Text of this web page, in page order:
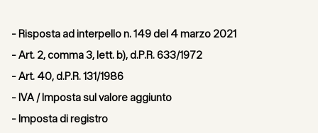
- Risposta ad interpello n. 149 del 4 marzo 2021
- Art. 2, comma 3, lett. b), d.P.R. 633/1972
- Art. 40, d.P.R. 131/1986
- IVA / Imposta sul valore aggiunto
- Imposta di registro